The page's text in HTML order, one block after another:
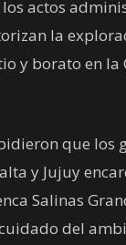
actos
la
y borato en la
que los
y Jujuy
Salinas
del